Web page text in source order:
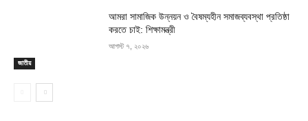
জাতীয়
আমরা সামাজিক উন্নয়ন ও বৈষম্যহীন সমাজব্যবস্থা প্রতিষ্ঠা
করতে চাই: শিক্ষামন্ত্রী
আগস্ট ৭, ২০২৬